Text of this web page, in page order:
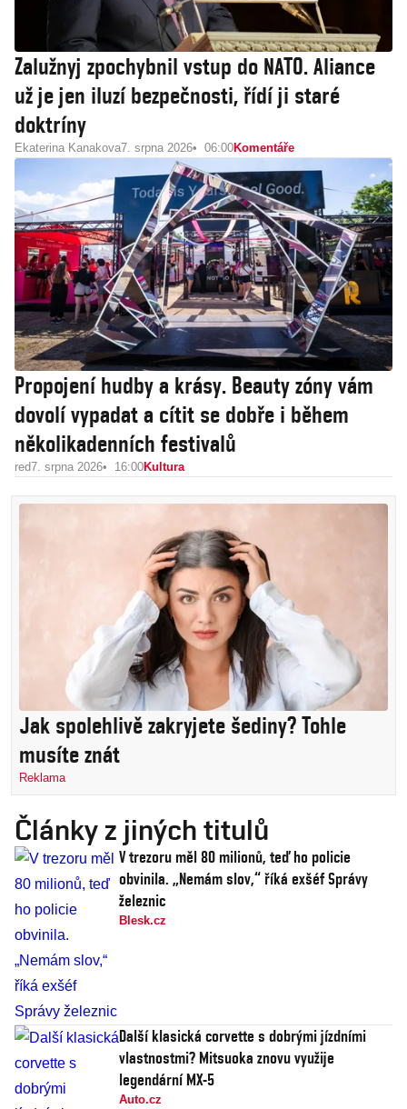
Zalužnyj zpochybnil vstup do NATO. Aliance
už je jen iluzí bezpečnosti, řídí ji staré
doktríny
Ekaterina Kanakova7. srpna 2026 06:00Komentáře
Propojení hudby a krásy. Beauty zóny vám
dovolí vypadat a cítit se dobře i během
několikadenních festivalů
red7. srpna 2026 16:00Kultura
Jak spolehlivě zakryjete šediny? Tohle
musíte znát
Reklama
Články z jiných titulů
V trezoru měl 80 milionů, teď ho policie
obvinila. „Nemám slov,“ říká exšéf Správy
železnic
Blesk.cz
Další klasická corvette s dobrými jízdními
vlastnostmi? Mitsuoka znovu využije
legendární MX-5
Auto.cz